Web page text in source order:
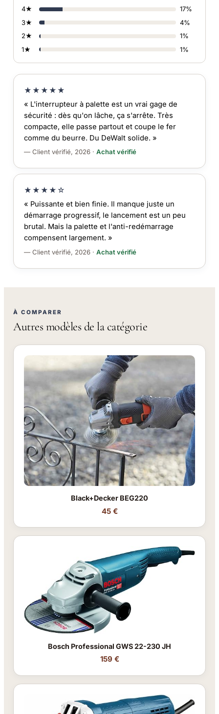
4★
17%
3★
4%
2★
1%
1★
1%
★★★★★
« L'interrupteur à palette est un vrai gage de
sécurité : dès qu'on lâche, ça s'arrête. Très
compacte, elle passe partout et coupe le fer
comme du beurre. Du DeWalt solide. »
— Client vérifié, 2026 · Achat vérifié
★★★★☆
« Puissante et bien finie. Il manque juste un
démarrage progressif, le lancement est un peu
brutal. Mais la palette et l'anti-redémarrage
compensent largement. »
— Client vérifié, 2026 · Achat vérifié
À COMPARER
Autres modèles de la catégorie
Black+Decker BEG220
45 €
Bosch Professional GWS 22-230 JH
159 €